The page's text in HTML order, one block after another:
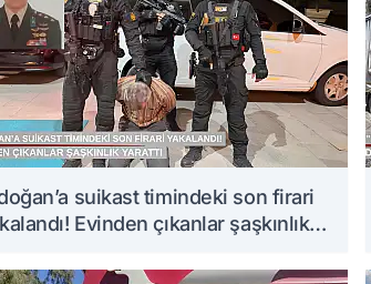
suikast timindeki son firari
Evinden çıkanlar şaşkınlık